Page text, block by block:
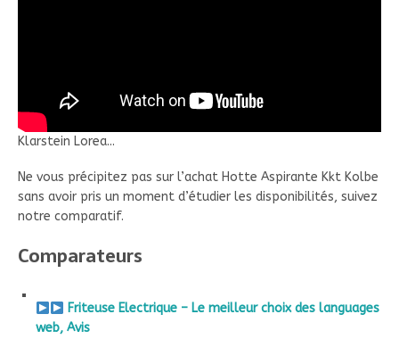
Klarstein Lorea...
Ne vous précipitez pas sur l’achat Hotte Aspirante Kkt Kolbe
sans avoir pris un moment d’étudier les disponibilités, suivez
notre comparatif.
Comparateurs
Friteuse Electrique – Le meilleur choix des languages
web, Avis